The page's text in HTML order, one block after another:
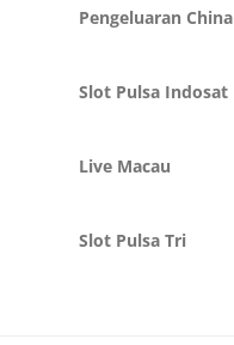
Pengeluaran China
Slot Pulsa Indosat
Live Macau
Slot Pulsa Tri